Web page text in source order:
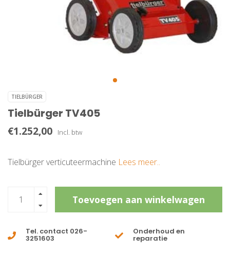
TIELBÜRGER
Tielbürger TV405
€1.252,00 Incl. btw
Tielbürger verticuteermachine Lees meer..
Toevoegen aan winkelwagen
Tel. contact 026-
3251603
Onderhoud en
reparatie